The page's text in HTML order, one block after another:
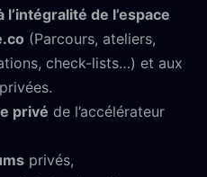
de l’espace
(Parcours, ateliers,
check-lists…) et aux
privé de l’accélérateur
privés,